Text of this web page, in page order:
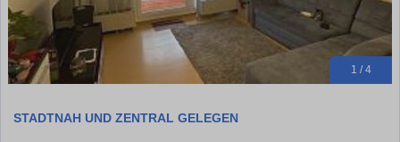
1 / 4
STADTNAH UND ZENTRAL GELEGEN